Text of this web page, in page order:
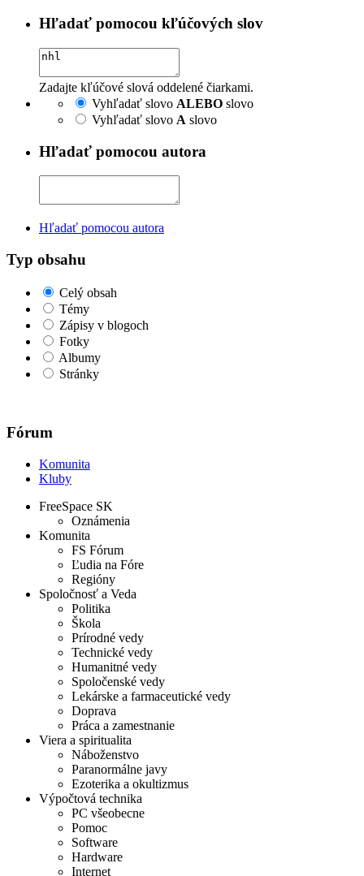
Hľadať pomocou kľúčových slov
Zadajte kľúčové slová oddelené čiarkami.
Vyhľadať slovo ALEBO slovo
Vyhľadať slovo A slovo
Hľadať pomocou autora
Hľadať pomocou autora
Typ obsahu
Celý obsah
Témy
Zápisy v blogoch
Fotky
Albumy
Stránky
Fórum
Komunita
Kluby
FreeSpace SK
Oznámenia
Komunita
FS Fórum
Ľudia na Fóre
Regióny
Spoločnosť a Veda
Politika
Škola
Prírodné vedy
Technické vedy
Humanitné vedy
Spoločenské vedy
Lekárske a farmaceutické vedy
Doprava
Práca a zamestnanie
Viera a spiritualita
Náboženstvo
Paranormálne javy
Ezoterika a okultizmus
Výpočtová technika
PC všeobecne
Pomoc
Software
Hardware
Internet